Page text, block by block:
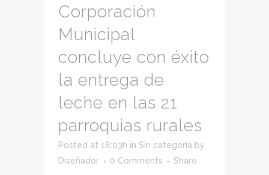
Corporación
Municipal
concluye con éxito
la entrega de
leche en las 21
parroquias rurales
Posted at 18:03h in Sin categoría by
Diseñador
0 Comments Share